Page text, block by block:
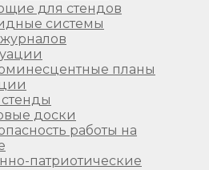
для стендов
системы
планы
доски
работы на
патриотические